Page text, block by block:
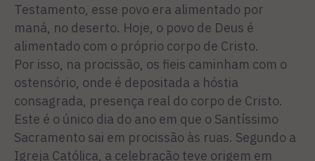
Testamento, esse povo era alimentado por
maná, no deserto. Hoje, o povo de Deus é
alimentado com o próprio corpo de Cristo.
Por isso, na procissão, os fieis caminham com o
ostensório, onde é depositada a hóstia
consagrada, presença real do corpo de Cristo.
Este é o único dia do ano em que o Santíssimo
Sacramento sai em procissão às ruas. Segundo a
Igreja Católica, a celebração teve origem em